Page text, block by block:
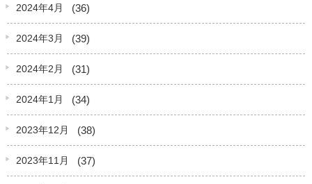
2024年4月 (36)
2024年3月 (39)
2024年2月 (31)
2024年1月 (34)
2023年12月 (38)
2023年11月 (37)